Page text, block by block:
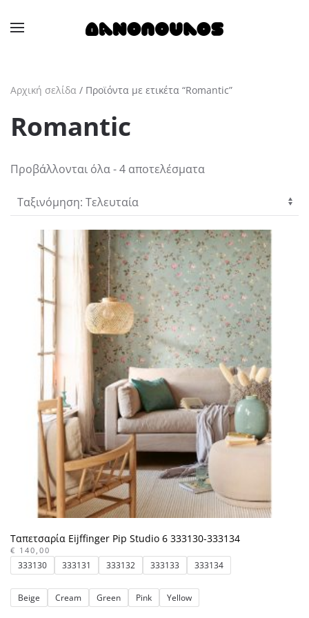
Skip to main content
Αρχική σελίδα / Προϊόντα με ετικέτα “Romantic”
Romantic
Προβάλλονται όλα - 4 αποτελέσματα
Ταπετσαρία Eijffinger Pip Studio 6 333130-333134
€ 140,00
333130 333131 333132 333133 333134
Beige Cream Green Pink Yellow